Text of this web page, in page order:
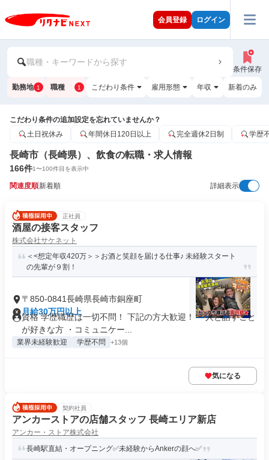
会員登録 ログイン
職種・キーワードから探す
条件保存
勤務地 1 職種 1 こだわり条件 雇用形態 年収 新着のみ
こだわり条件の追加設定を忘れていませんか？
土日祝休み
年間休日120日以上 完全週休2日制 学歴
長崎市（長崎県）、飲食の転職・求人情報
166件1〜100件目を表示中
関連度順新着順 詳細表示
正社員
酒屋の接客スタッフ
株式会社サケネット
＜<想定年収420万＞＞お酒と笑顔を届ける仕事♪ 未経験スタート
の先輩が９割！
〒850-0841長崎県長崎市銅座町
月給30万円以上
資格 学歴職歴は一切不問！ 下記の方大歓迎！ ・人と話すこと
が好きな方 ・コミュニケー...
業界未経験歓迎 学歴不問 +13個
気になる
契約社員
アンカーストアの店舗スタッフ 長崎エリア新店
アンカー・ストア株式会社
長崎駅直結・オープニング✅未経験からAnkerの顔へ✅